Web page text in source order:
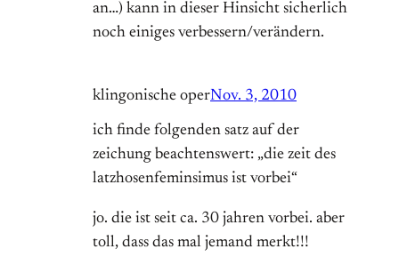
an…) kann in dieser Hinsicht sicherlich
noch einiges verbessern/verändern.
klingonische operNov. 3, 2010
ich finde folgenden satz auf der
zeichung beachtenswert: „die zeit des
latzhosenfeminsimus ist vorbei“
jo. die ist seit ca. 30 jahren vorbei. aber
toll, dass das mal jemand merkt!!!